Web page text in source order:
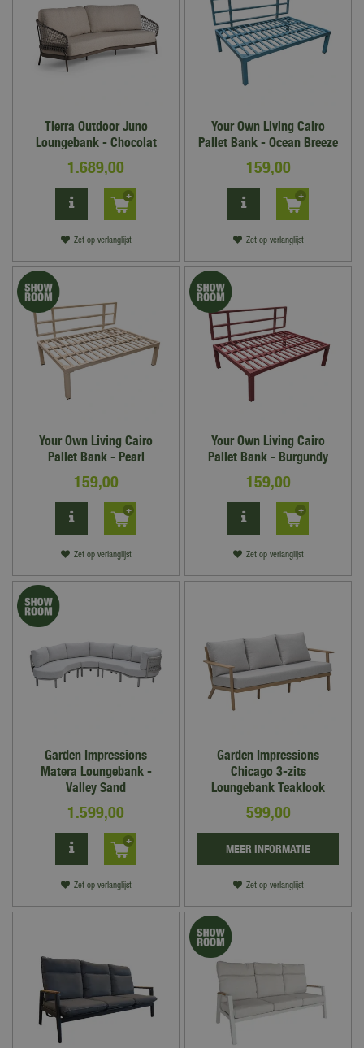
Tierra Outdoor Juno
Loungebank - Chocolat
1.689,00
Zet op verlanglijst
Your Own Living Cairo
Pallet Bank - Ocean Breeze
159,00
Zet op verlanglijst
Your Own Living Cairo
Pallet Bank - Pearl
159,00
Zet op verlanglijst
Your Own Living Cairo
Pallet Bank - Burgundy
159,00
Zet op verlanglijst
Garden Impressions
Matera Loungebank -
Valley Sand
1.599,00
Zet op verlanglijst
Garden Impressions
Chicago 3-zits
Loungebank Teaklook
599,00
Zet op verlanglijst
MEER INFORMATIE